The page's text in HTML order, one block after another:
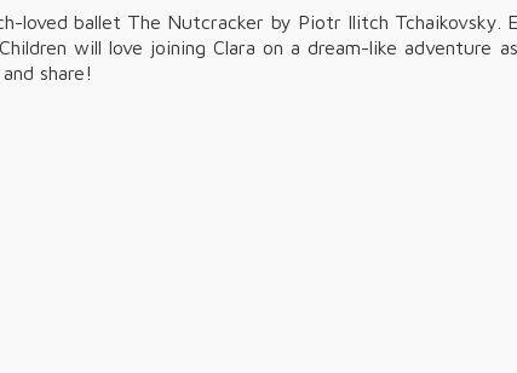
loved ballet The Nutcracker by Piotr Ilitch Tchaikovsky.
will love joining Clara on a dream-like adventure
share!